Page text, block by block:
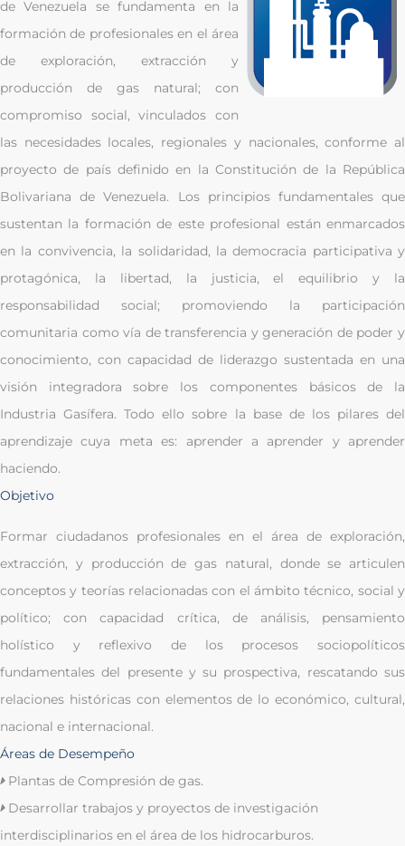
de Venezuela se fundamenta en la
formación de profesionales en el área
de exploración, extracción y
producción de gas natural; con
compromiso social, vinculados con
las necesidades locales, regionales y nacionales, conforme al
proyecto de país definido en la Constitución de la República
Bolivariana de Venezuela. Los principios fundamentales que
sustentan la formación de este profesional están enmarcados
en la convivencia, la solidaridad, la democracia participativa y
protagónica, la libertad, la justicia, el equilibrio y la
responsabilidad social; promoviendo la participación
comunitaria como vía de transferencia y generación de poder y
conocimiento, con capacidad de liderazgo sustentada en una
visión integradora sobre los componentes básicos de la
Industria Gasífera. Todo ello sobre la base de los pilares del
aprendizaje cuya meta es: aprender a aprender y aprender
haciendo.
Objetivo
Formar ciudadanos profesionales en el área de exploración,
extracción, y producción de gas natural, donde se articulen
conceptos y teorías relacionadas con el ámbito técnico, social y
político; con capacidad crítica, de análisis, pensamiento
holístico y reflexivo de los procesos sociopolíticos
fundamentales del presente y su prospectiva, rescatando sus
relaciones históricas con elementos de lo económico, cultural,
nacional e internacional.
Áreas de Desempeño
Plantas de Compresión de gas.
Desarrollar trabajos y proyectos de investigación
interdisciplinarios en el área de los hidrocarburos.